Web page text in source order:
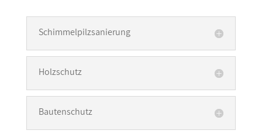
Schimmelpilzsanierung
Holzschutz
Bautenschutz